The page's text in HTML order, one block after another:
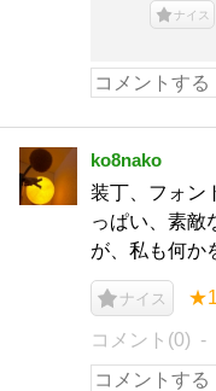
ナイス
ko8nako
装丁、フォン
っぱい、素敵
が、私も何か
ナイス
コメント(0)